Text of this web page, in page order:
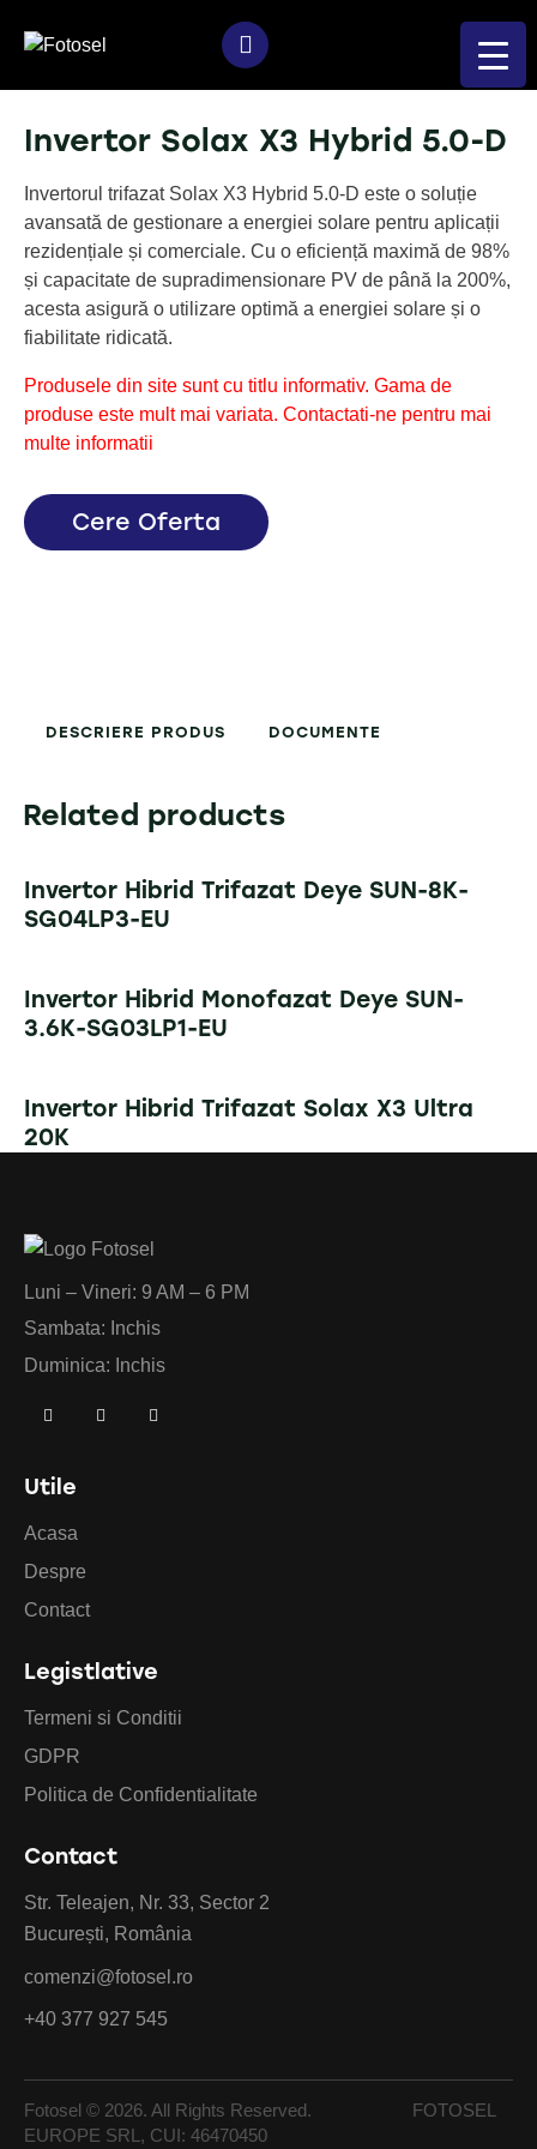
Invertor Solax X3 Hybrid 5.0-D
Invertorul trifazat Solax X3 Hybrid 5.0-D este o soluție
avansată de gestionare a energiei solare pentru aplicații
rezidențiale și comerciale. Cu o eficiență maximă de 98%
și capacitate de supradimensionare PV de până la 200%,
acesta asigură o utilizare optimă a energiei solare și o
fiabilitate ridicată.
Produsele din site sunt cu titlu informativ. Gama de
produse este mult mai variata. Contactati-ne pentru mai
multe informatii
Cere Oferta
DESCRIERE PRODUS DOCUMENTE
Related products
Invertor Hibrid Trifazat Deye SUN-8K-
SG04LP3-EU
Invertor Hibrid Monofazat Deye SUN-
3.6K-SG03LP1-EU
Invertor Hibrid Trifazat Solax X3 Ultra
20K
Luni – Vineri: 9 AM – 6 PM
Sambata: Inchis
Duminica: Inchis
Utile
Acasa
Despre
Contact
Legistlative
Termeni si Conditii
GDPR
Politica de Confidentialitate
Contact
Str. Teleajen, Nr. 33, Sector 2
București, România
comenzi@fotosel.ro
+40 377 927 545
Fotosel © 2026. All Rights Reserved. FOTOSEL
EUROPE SRL, CUI: 46470450